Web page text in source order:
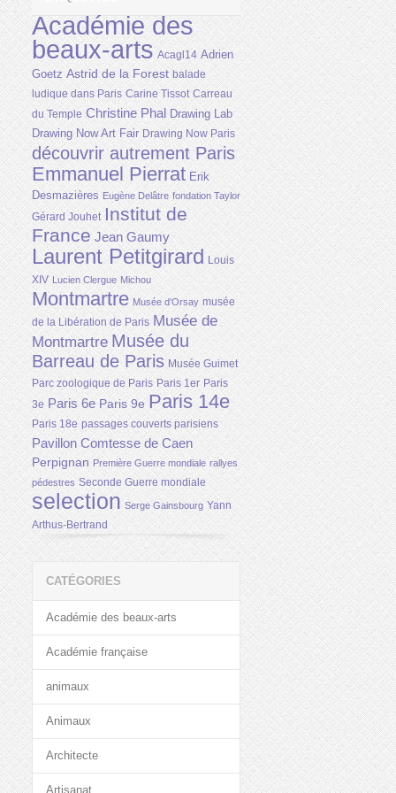
Académie des
beaux-arts Acagl14 Adrien
Goetz Astrid de la Forest balade
ludique dans Paris Carine Tissot Carreau
du Temple Christine Phal Drawing Lab
Drawing Now Art Fair Drawing Now Paris
découvrir autrement Paris
Emmanuel Pierrat Erik
Desmazières Eugène Delâtre fondation Taylor
Gérard Jouhet Institut de
France Jean Gaumy
Laurent Petitgirard Louis
XIV Lucien Clergue Michou
Montmartre Musée d'Orsay musée
de la Libération de Paris Musée de
Montmartre Musée du
Barreau de Paris Musée Guimet
Parc zoologique de Paris Paris 1er Paris
3e Paris 6e Paris 9e Paris 14e
Paris 18e passages couverts parisiens
Pavillon Comtesse de Caen
Perpignan Première Guerre mondiale rallyes
pédestres Seconde Guerre mondiale
selection Serge Gainsbourg Yann
Arthus-Bertrand
CATÉGORIES
Académie des beaux-arts
Académie française
animaux
Animaux
Architecte
Artisanat